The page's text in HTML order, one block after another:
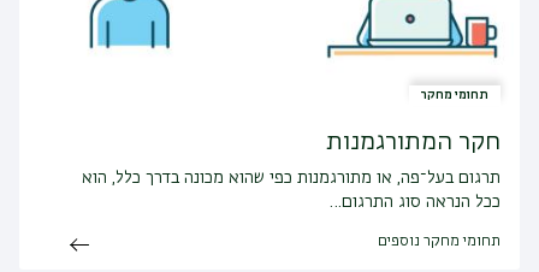
תחומי מחקר
חקר המתורגמנות
תרגום בעל־פה, או מתורגמנות כפי שהוא מכונה בדרך כלל, הוא
ככל הנראה סוג התרגום…
תחומי מחקר נוספים